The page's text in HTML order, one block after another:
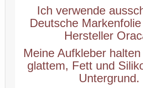
Ich verwende
Deutsche
Hersteller
Meine Aufkleber
glattem, Fett und
Untergrund.